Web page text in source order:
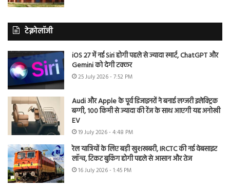
टेक्नोलॉजी
iOS 27 में नई Siri होगी पहले से ज्यादा स्मार्ट, ChatGPT और
Gemini को देगी टक्कर
25 July 2026 - 7:52 PM
Audi और Apple के पूर्व डिजाइनरों ने बनाई लग्जरी इलेक्ट्रिक
बग्गी, 100 किमी से ज्यादा की रेंज के साथ आएगी यह अनोखी
EV
19 July 2026 - 4:48 PM
रेल यात्रियों के लिए बड़ी खुशखबरी, IRCTC की नई वेबसाइट
लॉन्च, टिकट बुकिंग होगी पहले से आसान और तेज
16 July 2026 - 1:45 PM